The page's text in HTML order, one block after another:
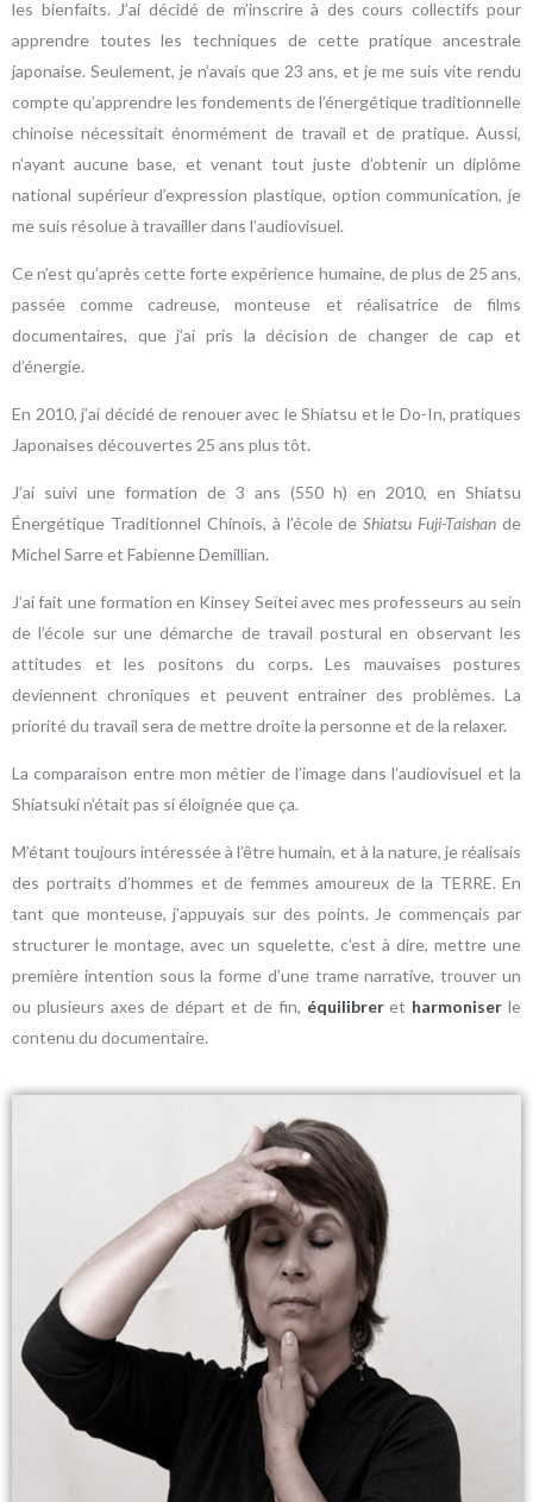
les bienfaits. J’ai décidé de m’inscrire à des cours collectifs pour
apprendre toutes les techniques de cette pratique ancestrale
japonaise. Seulement, je n’avais que 23 ans, et je me suis vite rendu
compte qu’apprendre les fondements de l’énergétique traditionnelle
chinoise nécessitait énormément de travail et de pratique. Aussi,
n’ayant aucune base, et venant tout juste d’obtenir un diplôme
national supérieur d’expression plastique, option communication, je
me suis résolue à travailler dans l’audiovisuel.
Ce n’est qu’après cette forte expérience humaine, de plus de 25 ans,
passée comme cadreuse, monteuse et réalisatrice de films
documentaires, que j’ai pris la décision de changer de cap et
d’énergie.
En 2010, j’ai décidé de renouer avec le Shiatsu et le Do-In, pratiques
Japonaises découvertes 25 ans plus tôt.
J’ai suivi une formation de 3 ans (550 h) en 2010, en Shiatsu
Énergétique Traditionnel Chinois, à l’école deShiatsu Fuji-Taishan de
Michel Sarre et Fabienne Demillian.
J’ai fait une formation en Kinsey Seïtei avec mes professeurs au sein
de l’école sur une démarche de travail postural en observant les
attitudes et les positons du corps. Les mauvaises postures
deviennent chroniques et peuvent entrainer des problèmes. La
priorité du travail sera de mettre droite la personne et de la relaxer.
La comparaison entre mon métier de l’image dans l’audiovisuel et la
Shiatsuki n’était pas si éloignée que ça.
M’étant toujours intéressée à l’être humain, et à la nature, je réalisais
des portraits d’hommes et de femmes amoureux de la TERRE. En
tant que monteuse, j’appuyais sur des points. Je commençais par
structurer le montage, avec un squelette, c’est à dire, mettre une
première intention sous la forme d’une trame narrative, trouver un
ou plusieurs axes de départ et de fin, équilibreret harmoniser le
contenu du documentaire.